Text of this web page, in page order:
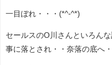
一目ぼれ・・・(*^-^*)
セールスのO川さんといろん
事に落とされ・・奈落の底へ